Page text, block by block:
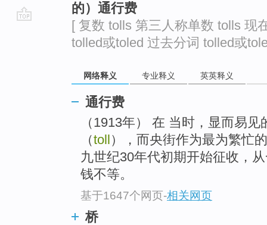
的）通行费
[ 复数 tolls 第三人称单数 tolls 现
tolled或toled 过去分词 tolled或
网络释义 专业释义 英英释义
通行费
（1913年） 在 当时，显而易
（toll ），而央街作为最为繁忙
九世纪30年代初期开始征收，
钱不等。
基于1647个网页-相关网页
桥